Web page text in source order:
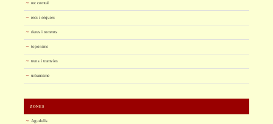
rec comtal
recs i sèquies
rieres i torrents
topònims
trens i tramvies
urbanisme
ZONES
Agudells